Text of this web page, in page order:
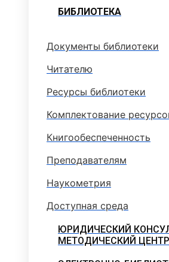
БИБЛИОТЕКА
Документы библиотеки
Читателю
Ресурсы библиотеки
Комплектование
Книгообеспеченность
Преподавателям
Наукометрия
Доступная среда
ЮРИДИЧЕСКИЙ
МЕТОДИЧЕСКИЙ ЦЕНТР